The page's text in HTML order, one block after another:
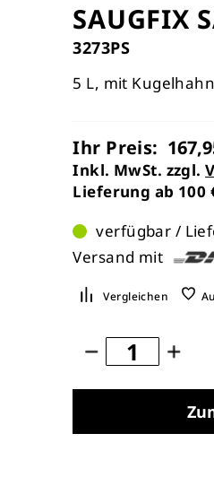
SAUGFIX
3273PS
5 L, mit
Ihr Preis:
Inkl. MwSt. zzgl.
Lieferung ab 100
verfügbar /
Versand mit
Vergleichen